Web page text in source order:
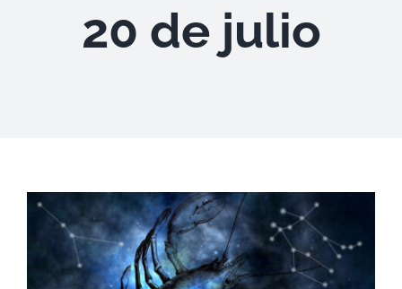
ARTÍCULOS
20 de julio